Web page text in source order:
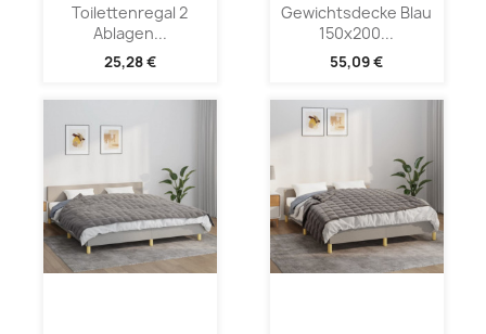
Toilettenregal 2
Ablagen...
25,28 €
Gewichtsdecke Blau
150x200...
55,09 €